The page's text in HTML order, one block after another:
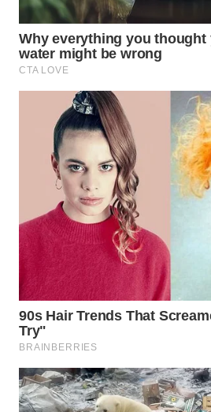
WN
NATUNA
WN
MANDALIKA
WN
LIKUPANG
WN
LABUANBAJO
WN
BORNEO
Wahana
Media
Group